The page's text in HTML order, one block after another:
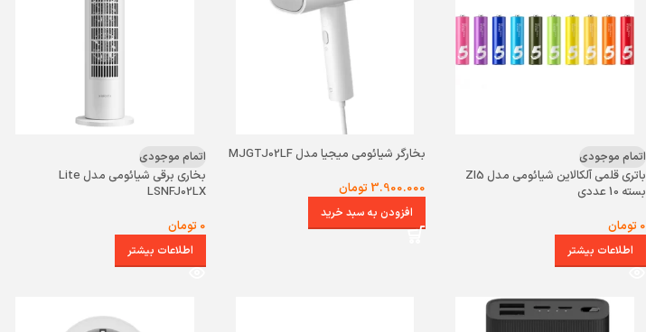
اتمام موجودی
باتری قلمی آلکالاین شیائومی مدل ZI5
بسته 10 عددی
0 تومان
اطلاعات بیشتر
بخارگر شیائومی میجیا مدل MJGTJ02LF
3.900.000 تومان
افزودن به سبد خرید
اتمام موجودی
بخاری برقی شیائومی مدل Lite
LSNFJ02LX
0 تومان
اطلاعات بیشتر